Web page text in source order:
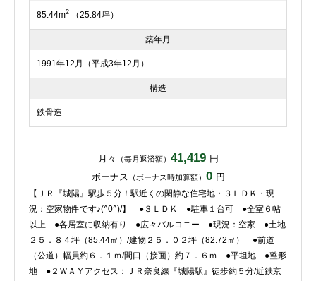
85.44m2 （25.84坪）
築年月
1991年12月（平成3年12月）
構造
鉄骨造
月々 （毎月返済額） 41,419 円
ボーナス （ボーナス時加算額） 0 円
【ＪＲ『城陽』駅歩５分！駅近くの閑静な住宅地・３ＬＤＫ・現
況：空家物件です♪(^0^)/】 ●３ＬＤＫ ●駐車１台可 ●全室６帖
以上 ●各居室に収納有り ●広々バルコニー ●現況：空家 ●土地
２５．８４坪（85.44㎡）/建物２５．０２坪（82.72㎡） ●前道
（公道）幅員約６．１ｍ/間口（接面）約７．６ｍ ●平坦地 ●整形
地 ●２ＷＡＹアクセス：ＪＲ奈良線『城陽駅』徒歩約５分/近鉄京